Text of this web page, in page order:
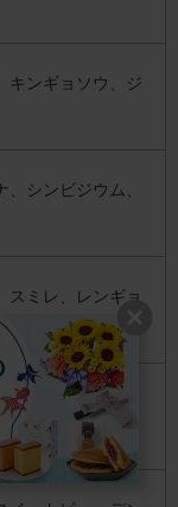
キンギョソウ、ジ
シンビジウム、
スミレ、レンギョ
、ユキヤナギ、